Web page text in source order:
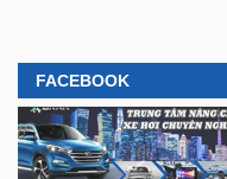
FACEBOOK